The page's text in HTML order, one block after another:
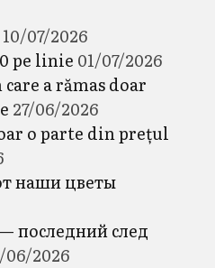
10/07/2026
pe linie 01/07/2026
a rămas doar
27/06/2026
o parte din prețul
наши цветы
последний след
06/2026